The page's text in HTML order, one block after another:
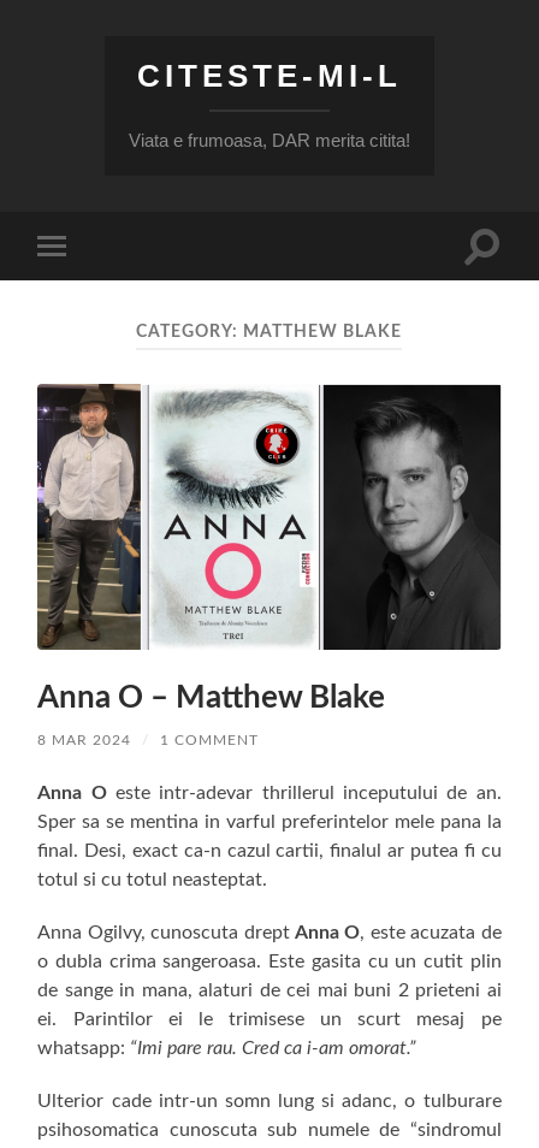
CITESTE-MI-L
Viata e frumoasa, DAR merita citita!
mobile
Toggle
CATEGORY: MATTHEW BLAKE
Anna O – Matthew Blake
8 MAR 2024 / 1 COMMENT
Anna Oeste intr-adevar thrillerul inceputului de an.
Sper sa se mentina in varful preferintelor mele pana la
final. Desi, exact ca-n cazul cartii, finalul ar putea fi cu
totul si cu totul neasteptat.
Anna Ogilvy, cunoscuta drept Anna O, este acuzata de
o dubla crima sangeroasa. Este gasita cu un cutit plin
de sange in mana, alaturi de cei mai buni 2 prieteni ai
ei. Parintilor ei le trimisese un scurt mesaj pe
whatsapp: “Imi pare rau. Cred ca i-am omorat.”
Ulterior cade intr-un somn lung si adanc, o tulburare
psihosomatica cunoscuta sub numele de “sindromul